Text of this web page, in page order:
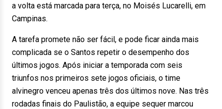
a volta está marcada para terça, no Moisés Lucarelli, em
Campinas.
A tarefa promete não ser fácil, e pode ficar ainda mais
complicada se o Santos repetir o desempenho dos
últimos jogos. Após iniciar a temporada com seis
triunfos nos primeiros sete jogos oficiais, o time
alvinegro venceu apenas três dos últimos nove. Nas três
rodadas finais do Paulistão, a equipe sequer marcou